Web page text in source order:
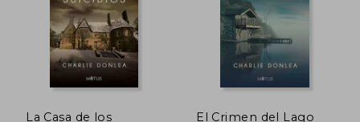
La Casa de los
El Crimen del Lago